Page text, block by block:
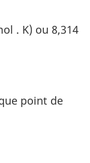
. K) ou 8,314
point de